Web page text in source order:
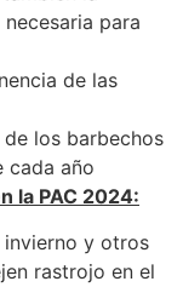
para
de las
los barbechos
cada año
la PAC 2024:
invierno y otros
rastrojo en el